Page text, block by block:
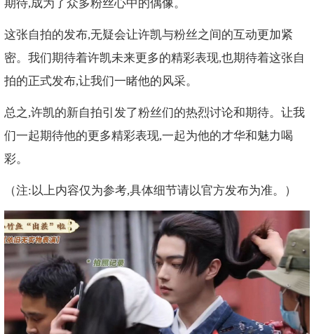
期待,成为了众多粉丝心中的偶像。
这张自拍的发布,无疑会让许凯与粉丝之间的互动更加紧
密。我们期待着许凯未来更多的精彩表现,也期待着这张自
拍的正式发布,让我们一睹他的风采。
总之,许凯的新自拍引发了粉丝们的热烈讨论和期待。让我
们一起期待他的更多精彩表现,一起为他的才华和魅力喝
彩。
（注:以上内容仅为参考,具体细节请以官方发布为准。）